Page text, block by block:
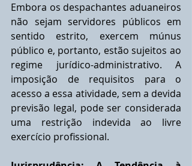
Embora os despachantes aduaneiros
não sejam servidores públicos em
sentido estrito, exercem múnus
público e, portanto, estão sujeitos ao
regime jurídico-administrativo. A
imposição de requisitos para o
acesso a essa atividade, sem a devida
previsão legal, pode ser considerada
uma restrição indevida ao livre
exercício profissional.